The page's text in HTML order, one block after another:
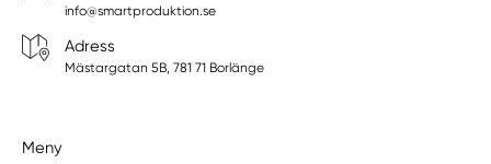
info@smartproduktion.se
Adress
Mästargatan 5B, 781 71 Borlänge
Meny